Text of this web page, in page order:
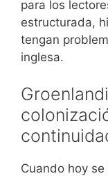
para los
estructurada,
tengan
inglesa.
Cuando hoy